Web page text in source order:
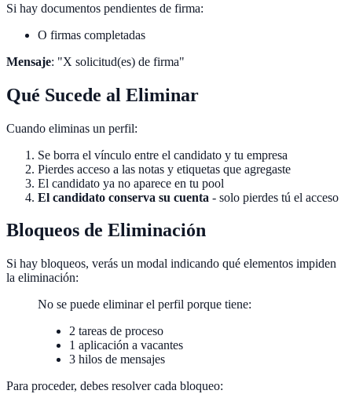
Si hay documentos pendientes de firma:
O firmas completadas
Mensaje: "X solicitud(es) de firma"
Qué Sucede al Eliminar
Cuando eliminas un perfil:
Se borra el vínculo entre el candidato y tu empresa
Pierdes acceso a las notas y etiquetas que agregaste
El candidato ya no aparece en tu pool
El candidato conserva su cuenta - solo pierdes tú el acceso
Bloqueos de Eliminación
Si hay bloqueos, verás un modal indicando qué elementos impiden
la eliminación:
No se puede eliminar el perfil porque tiene:
2 tareas de proceso
1 aplicación a vacantes
3 hilos de mensajes
Para proceder, debes resolver cada bloqueo: